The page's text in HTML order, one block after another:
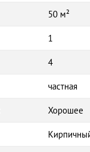
50 м²
1
4
частная
Хорошее